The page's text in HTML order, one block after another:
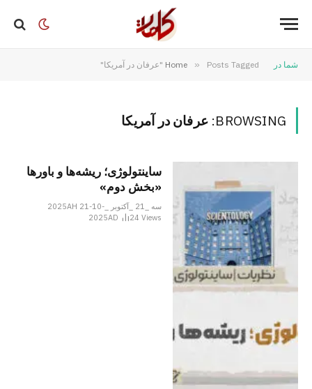
شما در Home » Posts Tagged "عرفان در آمریکا"
BROWSING: عرفان در آمریکا
ساینتولوژی؛ ریشه‌ها و باورها
«بخش دوم»
سه _21 _آکتوبر _2025AH 21-10-
2025AD
24Views